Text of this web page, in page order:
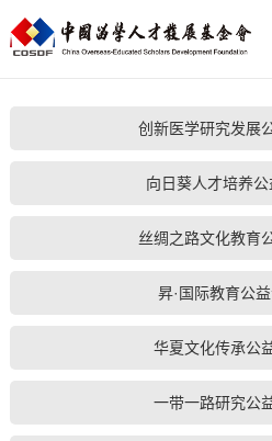
创新医学研究发展
向日葵人才培养
丝绸之路文化教育
昇·国际教育公
华夏文化传承公
一带一路研究公